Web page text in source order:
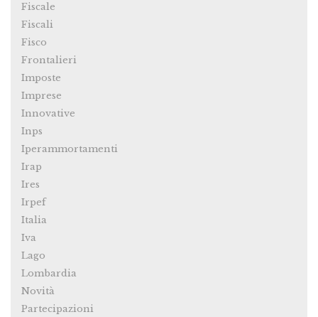
Fiscale
Fiscali
Fisco
Frontalieri
Imposte
Imprese
Innovative
Inps
Iperammortamenti
Irap
Ires
Irpef
Italia
Iva
Lago
Lombardia
Novità
Partecipazioni